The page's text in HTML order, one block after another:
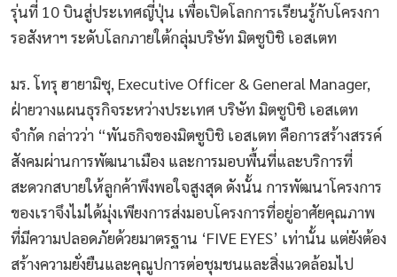
รุ่นที่ 10 บินสู่ประเทศญี่ปุ่น เพื่อเปิดโลกการเรียนรู้กับโครงกา
รอสังหาฯ ระดับโลกภายใต้กลุ่มบริษัท มิตซูบิชิ เอสเตท
มร. โทรุ ฮายามิซุ, Executive Officer & General Manager,
ฝ่ายวางแผนธุรกิจระหว่างประเทศ บริษัท มิตซูบิชิ เอสเตท
จำกัด กล่าวว่า “พันธกิจของมิตซูบิชิ เอสเตท คือการสร้างสรรค์
สังคมผ่านการพัฒนาเมือง และการมอบพื้นที่และบริการที่
สะดวกสบายให้ลูกค้าพึงพอใจสูงสุด ดังนั้น การพัฒนาโครงการ
ของเราจึงไม่ได้มุ่งเพียงการส่งมอบโครงการที่อยู่อาศัยคุณภาพ
ที่มีความปลอดภัยด้วยมาตรฐาน ‘FIVE EYES’ เท่านั้น แต่ยังต้อง
สร้างความยั่งยืนและคุณูปการต่อชุมชนและสิ่งแวดล้อมไป